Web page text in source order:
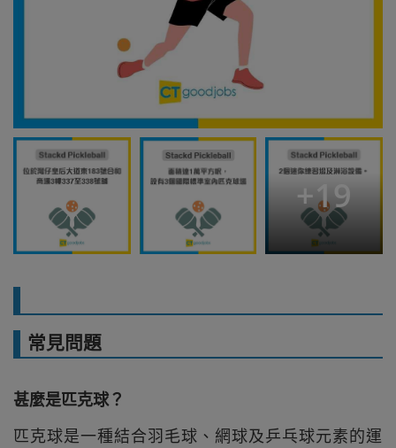
+19
常見問題
甚麼是匹克球？
匹克球是一種結合羽毛球、網球及乒乓球元素的運